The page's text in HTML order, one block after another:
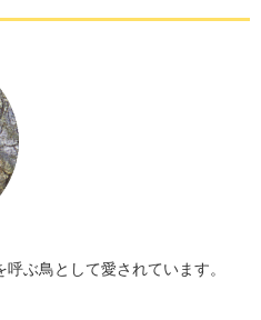
ぶ鳥として愛されています。